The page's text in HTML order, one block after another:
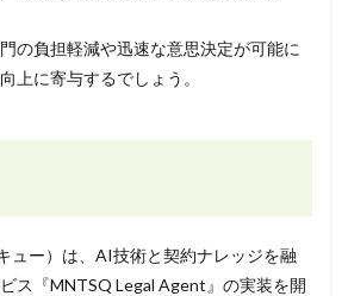
の負担軽減や迅速な意思決定が可能に
上に寄与するでしょう。
ュー）は、AI技術と契約ナレッジを融
ス『MNTSQ Legal Agent』の実装を開